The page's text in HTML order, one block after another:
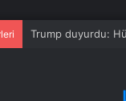
Trump duyurdu: